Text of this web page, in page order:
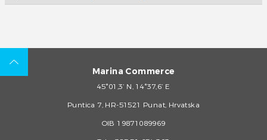
Marina Commerce
45°01,3’ N, 14°37,6’ E
Puntica 7, HR-51521 Punat, Hrvatska
OIB 19871089969